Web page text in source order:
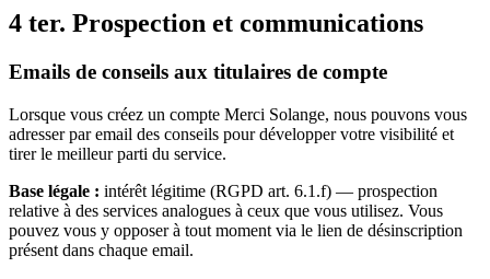
4 ter. Prospection et communications
Emails de conseils aux titulaires de compte
Lorsque vous créez un compte Merci Solange, nous pouvons vous
adresser par email des conseils pour développer votre visibilité et
tirer le meilleur parti du service.
Base légale : intérêt légitime (RGPD art. 6.1.f) — prospection
relative à des services analogues à ceux que vous utilisez. Vous
pouvez vous y opposer à tout moment via le lien de désinscription
présent dans chaque email.